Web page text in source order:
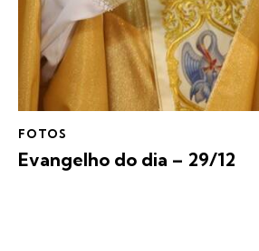
FOTOS
Evangelho do dia – 29/12